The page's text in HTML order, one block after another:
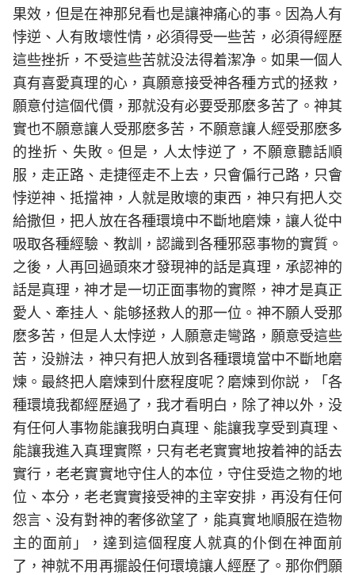
果效，但是在神那兒看也是讓神痛心的事。因為人有
悖逆、人有敗壞性情，必須得受一些苦，必須得經歷
這些挫折，不受這些苦就没法得着潔净。如果一個人
真有喜愛真理的心，真願意接受神各種方式的拯救，
願意付這個代價，那就没有必要受那麽多苦了。神其
實也不願意讓人受那麽多苦，不願意讓人經受那麽多
的挫折、失敗。但是，人太悖逆了，不願意聽話順
服，走正路、走捷徑走不上去，只會偏行己路，只會
悖逆神、抵擋神，人就是敗壞的東西，神只有把人交
給撒但，把人放在各種環境中不斷地磨煉，讓人從中
吸取各種經驗、教訓，認識到各種邪惡事物的實質。
之後，人再回過頭來才發現神的話是真理，承認神的
話是真理，神才是一切正面事物的實際，神才是真正
愛人、牽挂人、能够拯救人的那一位。神不願人受那
麽多苦，但是人太悖逆，人願意走彎路，願意受這些
苦，没辦法，神只有把人放到各種環境當中不斷地磨
煉。最終把人磨煉到什麽程度呢？磨煉到你説，「各
種環境我都經歷過了，我才看明白，除了神以外，没
有任何人事物能讓我明白真理、能讓我享受到真理、
能讓我進入真理實際，只有老老實實地按着神的話去
實行，老老實實地守住人的本位，守住受造之物的地
位、本分，老老實實接受神的主宰安排，再没有任何
怨言、没有對神的奢侈欲望了，能真實地順服在造物
主的面前」，達到這個程度人就真的仆倒在神面前
了，神就不用再擺設任何環境讓人經歷了。那你們願